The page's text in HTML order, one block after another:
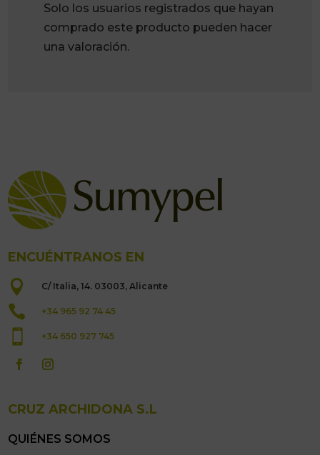
Solo los usuarios registrados que hayan
comprado este producto pueden hacer
una valoración.
ENCUÉNTRANOS EN
 C/ Italia, 14. 03003, Alicante
 +34 965 92 74 45
 +34 650 927 745
CRUZ ARCHIDONA S.L
QUIÉNES SOMOS